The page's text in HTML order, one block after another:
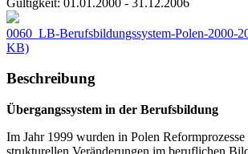
0060_LB-Berufsbildungssystem-Polen-2000-
KB)
Beschreibung
Übergangssystem in der Berufsbildung
Im Jahr 1999 wurden in Polen